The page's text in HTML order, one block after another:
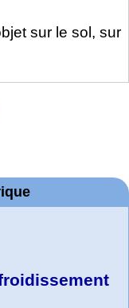
sur le sol, sur